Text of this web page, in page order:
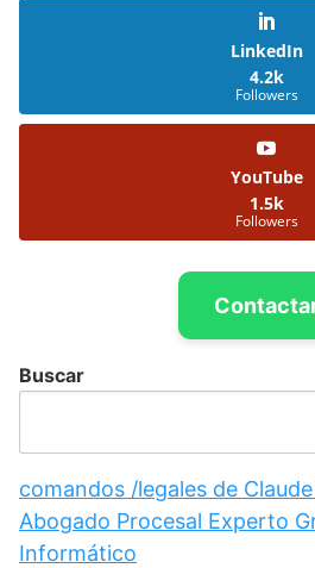
LinkedIn
4.2k
Followers
YouTube
1.5k
Followers
Buscar
comandos /legales de
Abogado Procesal Experto
Informático